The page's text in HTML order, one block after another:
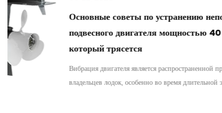
Основные советы по устранению неполадок
подвесного двигателя мощностью 40 л.с.,
который трясется
Вибрация двигателя является распространенной проблемой среди
владельцев лодок, особенно во время длительной эксплуата...